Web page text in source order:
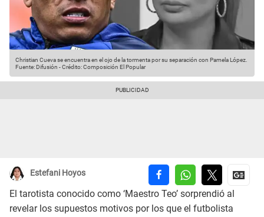
Christian Cueva se encuentra en el ojo de la tormenta por su separación con Pamela López.
Fuente: Difusión -Crédito: Composición El Popular
Estefani Hoyos
El tarotista conocido como ‘Maestro Teo’ sorprendió al
revelar los supuestos motivos por los que el futbolista